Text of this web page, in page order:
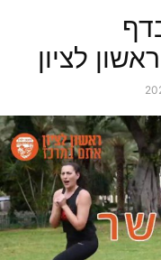
לציון